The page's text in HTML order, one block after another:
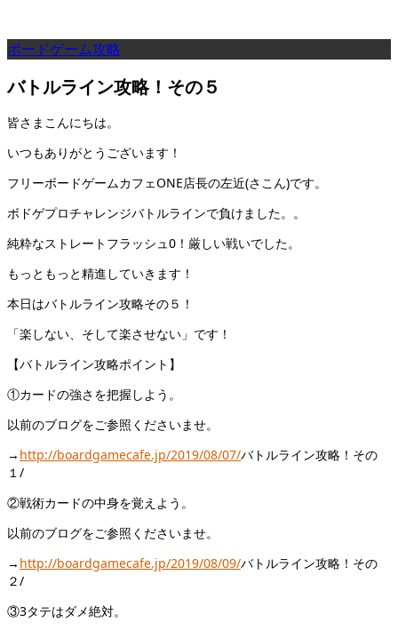
ボードゲーム攻略
バトルライン攻略！その５
皆さまこんにちは。
いつもありがとうございます！
フリーボードゲームカフェONE店長の左近(さこん)です。
ボドゲプロチャレンジバトルラインで負けました。。
純粋なストレートフラッシュ0！厳しい戦いでした。
もっともっと精進していきます！
本日はバトルライン攻略その５！
「楽しない、そして楽させない」です！
【バトルライン攻略ポイント】
①カードの強さを把握しよう。
以前のブログをご参照くださいませ。
→ http://boardgamecafe.jp/2019/08/07/バトルライン攻略！その
１/
②戦術カードの中身を覚えよう。
以前のブログをご参照くださいませ。
→ http://boardgamecafe.jp/2019/08/09/バトルライン攻略！その
２/
③3タテはダメ絶対。